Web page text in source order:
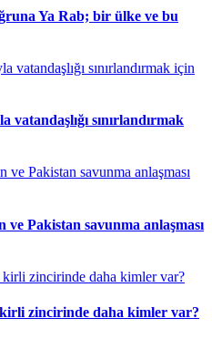
Ya Rab; bir ülke ve bu
sınırlandırmak
Pakistan savunma anlaşması
zincirinde daha kimler var?